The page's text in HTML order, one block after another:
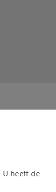
U heeft de